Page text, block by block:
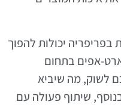
בפריפריה יכולות להפוך
אפים בתחום
לשוק, מה שיביא
שיתוף פעולה עם